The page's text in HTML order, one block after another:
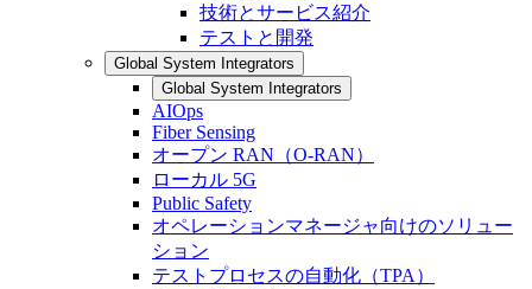
技術とサービス紹介
テストと開発
Global System Integrators
Global System Integrators
AIOps
Fiber Sensing
オープン RAN（O-RAN）
ローカル 5G
Public Safety
オペレーションマネージャ向けのソリュー
ション
テストプロセスの自動化（TPA）